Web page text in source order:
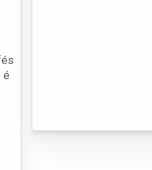
é